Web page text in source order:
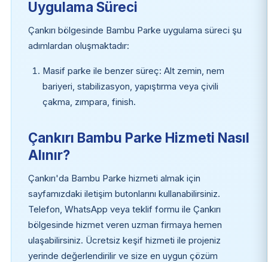
Uygulama Süreci
Çankırı bölgesinde Bambu Parke uygulama süreci şu
adımlardan oluşmaktadır:
Masif parke ile benzer süreç: Alt zemin, nem
bariyeri, stabilizasyon, yapıştırma veya çivili
çakma, zımpara, finish.
Çankırı Bambu Parke Hizmeti Nasıl
Alınır?
Çankırı'da Bambu Parke hizmeti almak için
sayfamızdaki iletişim butonlarını kullanabilirsiniz.
Telefon, WhatsApp veya teklif formu ile Çankırı
bölgesinde hizmet veren uzman firmaya hemen
ulaşabilirsiniz. Ücretsiz keşif hizmeti ile projeniz
yerinde değerlendirilir ve size en uygun çözüm